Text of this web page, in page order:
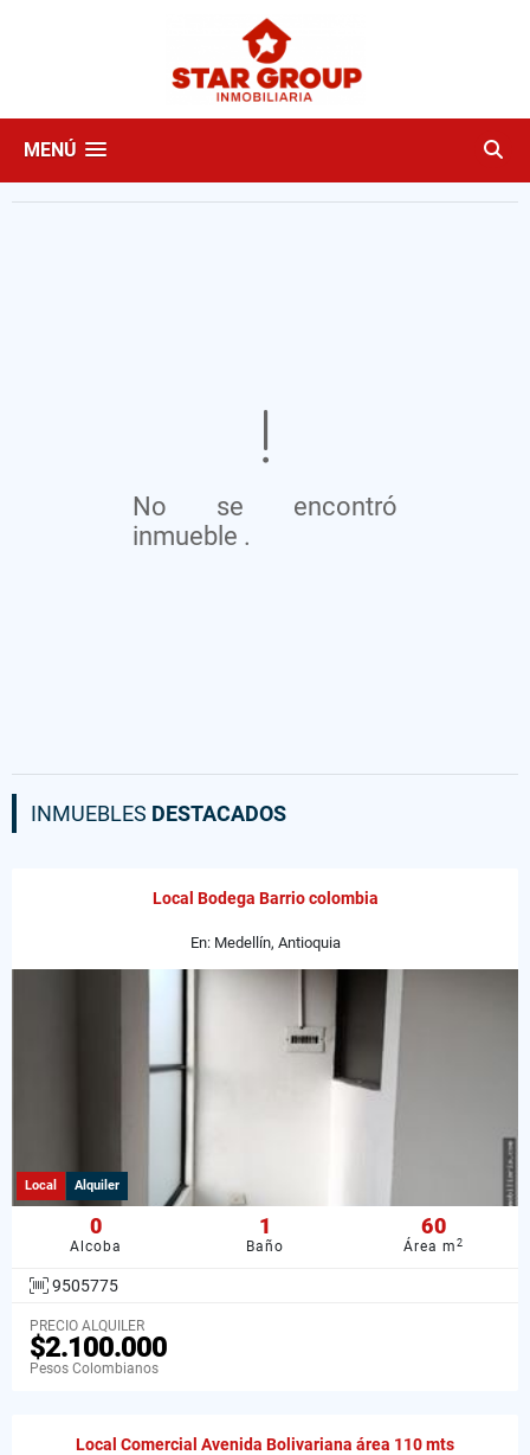
MENÚ
No se encontró
inmueble .
INMUEBLES DESTACADOS
Local Bodega Barrio colombia
En: Medellín, Antioquia
Local Alquiler
0
Alcoba
1
Baño
60
Área m2
9505775
PRECIO ALQUILER
$2.100.000
Pesos Colombianos
Local Comercial Avenida Bolivariana área 110 mts